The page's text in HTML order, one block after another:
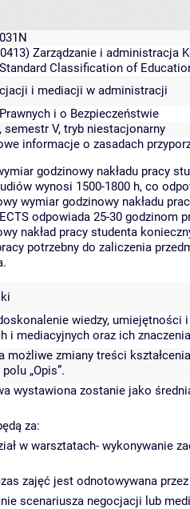
Zarządzanie i administracja
Classification of
i mediacji w administracji
i o Bezpieczeństwie
V, tryb niestacjonarny
informacje o zasadach
godzinowy nakładu pracy
wynosi 1500-1800 h, co
wymiar godzinowy nakładu
odpowiada 25-30 godzinom
nakład pracy studenta
potrzebny do zaliczenia
wiedzy,
i mediacyjnych oraz ich
możliwe zmiany treści
„Opis”.
wystawiona zostanie jako
za:
w warsztatach- wykonywanie
zajęć jest odnotowywana
scenariusza negocjacji lub